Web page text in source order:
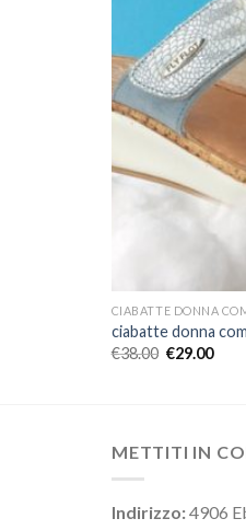
CIABATTE DONNA
ciabatte donna
€38.00 €29.00
METTITI IN
Indirizzo:4906